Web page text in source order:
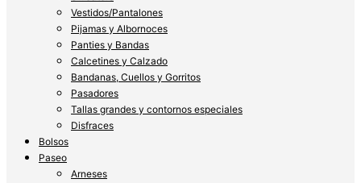
Vestidos/Pantalones
Pijamas y Albornoces
Panties y Bandas
Calcetines y Calzado
Bandanas, Cuellos y Gorritos
Pasadores
Tallas grandes y contornos especiales
Disfraces
Bolsos
Paseo
Arneses